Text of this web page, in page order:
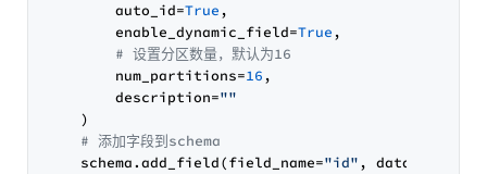
        auto_id=
True ,
        enable_dynamic_field=
True ,
# 设置分区数量，默认为16
        num_partitions=
16 ,
        description=
""
    )
# 添加字段到schema
    schema.add_field(field_name=
"id" ,